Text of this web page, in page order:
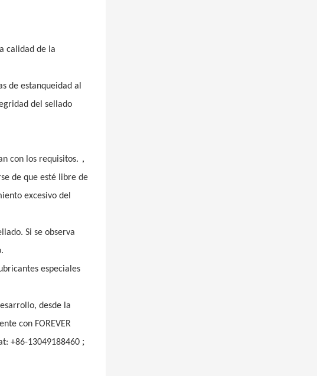
calidad de la
de estanqueidad al
del sellado
con los requisitos. ，
de que esté libre de
excesivo del
Si se observa
especiales
desde la
con FOREVER
+86-13049188460 ;